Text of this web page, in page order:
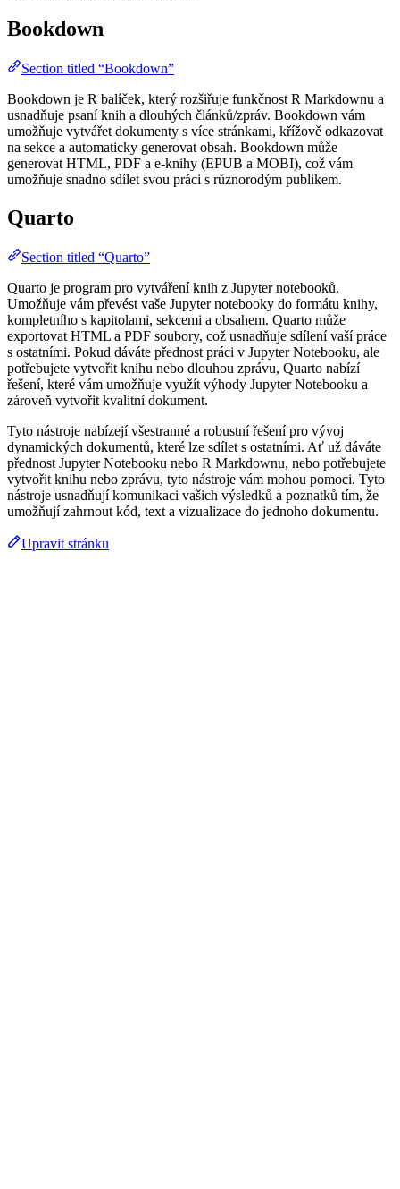
Bookdown
Section titled “Bookdown”
Bookdown je R balíček, který rozšiřuje funkčnost R Markdownu a
usnadňuje psaní knih a dlouhých článků/zpráv. Bookdown vám
umožňuje vytvářet dokumenty s více stránkami, křížově odkazovat
na sekce a automaticky generovat obsah. Bookdown může
generovat HTML, PDF a e-knihy (EPUB a MOBI), což vám
umožňuje snadno sdílet svou práci s různorodým publikem.
Quarto
Section titled “Quarto”
Quarto je program pro vytváření knih z Jupyter notebooků.
Umožňuje vám převést vaše Jupyter notebooky do formátu knihy,
kompletního s kapitolami, sekcemi a obsahem. Quarto může
exportovat HTML a PDF soubory, což usnadňuje sdílení vaší práce
s ostatními. Pokud dáváte přednost práci v Jupyter Notebooku, ale
potřebujete vytvořit knihu nebo dlouhou zprávu, Quarto nabízí
řešení, které vám umožňuje využít výhody Jupyter Notebooku a
zároveň vytvořit kvalitní dokument.
Tyto nástroje nabízejí všestranné a robustní řešení pro vývoj
dynamických dokumentů, které lze sdílet s ostatními. Ať už dáváte
přednost Jupyter Notebooku nebo R Markdownu, nebo potřebujete
vytvořit knihu nebo zprávu, tyto nástroje vám mohou pomoci. Tyto
nástroje usnadňují komunikaci vašich výsledků a poznatků tím, že
umožňují zahrnout kód, text a vizualizace do jednoho dokumentu.
Upravit stránku